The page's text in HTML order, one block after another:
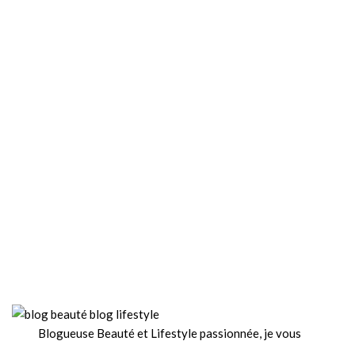
Blogueuse Beauté et Lifestyle passionnée, je vous